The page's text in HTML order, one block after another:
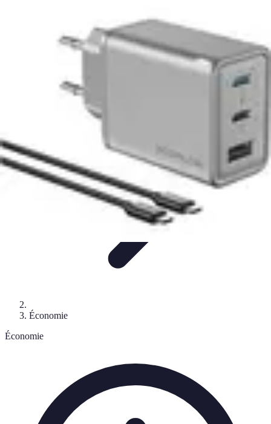
Cuisine et Alimentation
Productivité
Économie
Économie